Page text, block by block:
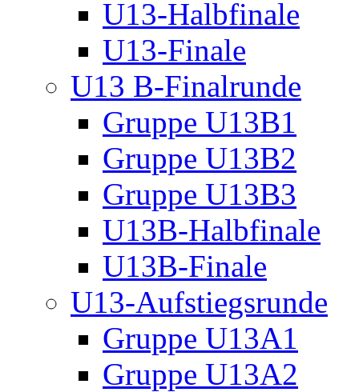
U13-Halbfinale
U13-Finale
U13 B-Finalrunde
Gruppe U13B1
Gruppe U13B2
Gruppe U13B3
U13B-Halbfinale
U13B-Finale
U13-Aufstiegsrunde
Gruppe U13A1
Gruppe U13A2